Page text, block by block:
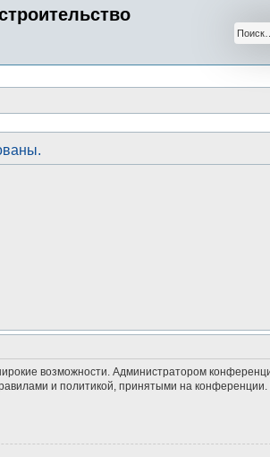
возможности. Администратором
и политикой, принятыми на